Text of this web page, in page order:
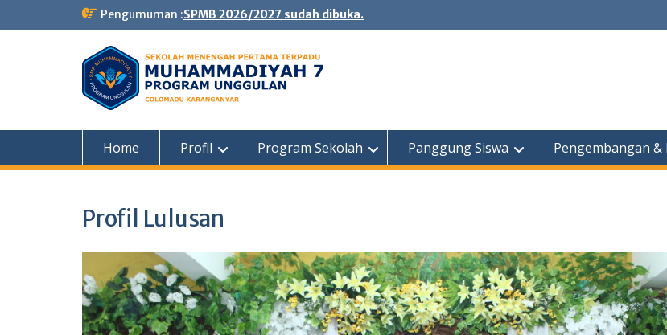
Pengumuman :SPMB 2026/2027 sudah dibuka.
Home Profil Program Sekolah Panggung Siswa Pengembangan &
Profil Lulusan